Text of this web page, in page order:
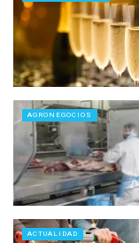
AGRONEGOCIOS
ACTUALIDAD